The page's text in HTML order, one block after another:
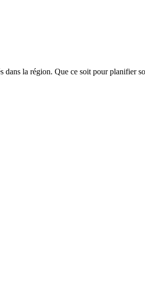
la région. Que ce soit pour planifier